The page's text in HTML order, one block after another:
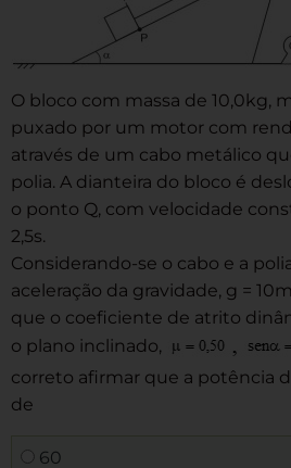
O bloco com massa de 10,0kg,
puxado por um motor com
através de um cabo metálico
polia. A dianteira do bloco é
o ponto Q, com velocidade
2,5s.
Considerando-se o cabo e a
aceleração da gravidade, g =
que o coeficiente de atrito
o plano inclinado,
correto afirmar que a potência
de
60